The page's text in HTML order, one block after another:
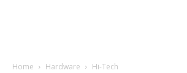
Home Hardware Hi-Tech